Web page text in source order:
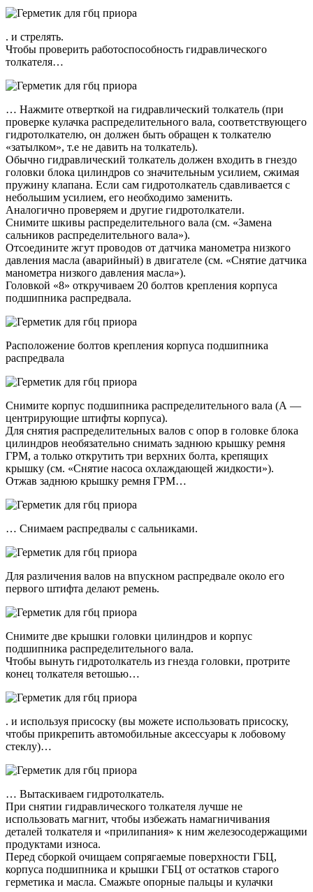
. и стрелять.
Чтобы проверить работоспособность гидравлического
толкателя…
… Нажмите отверткой на гидравлический толкатель (при
проверке кулачка распределительного вала, соответствующего
гидротолкателю, он должен быть обращен к толкателю
«затылком», т.е не давить на толкатель).
Обычно гидравлический толкатель должен входить в гнездо
головки блока цилиндров со значительным усилием, сжимая
пружину клапана. Если сам гидротолкатель сдавливается с
небольшим усилием, его необходимо заменить.
Аналогично проверяем и другие гидротолкатели.
Снимите шкивы распределительного вала (см. «Замена
сальников распределительного вала»).
Отсоедините жгут проводов от датчика манометра низкого
давления масла (аварийный) в двигателе (см. «Снятие датчика
манометра низкого давления масла»).
Головкой «8» откручиваем 20 болтов крепления корпуса
подшипника распредвала.
Расположение болтов крепления корпуса подшипника
распредвала
Снимите корпус подшипника распределительного вала (А —
центрирующие штифты корпуса).
Для снятия распределительных валов с опор в головке блока
цилиндров необязательно снимать заднюю крышку ремня
ГРМ, а только открутить три верхних болта, крепящих
крышку (см. «Снятие насоса охлаждающей жидкости»).
Отжав заднюю крышку ремня ГРМ…
… Снимаем распредвалы с сальниками.
Для различения валов на впускном распредвале около его
первого штифта делают ремень.
Снимите две крышки головки цилиндров и корпус
подшипника распределительного вала.
Чтобы вынуть гидротолкатель из гнезда головки, протрите
конец толкателя ветошью…
. и используя присоску (вы можете использовать присоску,
чтобы прикрепить автомобильные аксессуары к лобовому
стеклу)…
… Вытаскиваем гидротолкатель.
При снятии гидравлического толкателя лучше не
использовать магнит, чтобы избежать намагничивания
деталей толкателя и «прилипания» к ним железосодержащими
продуктами износа.
Перед сборкой очищаем сопрягаемые поверхности ГБЦ,
корпуса подшипника и крышки ГБЦ от остатков старого
герметика и масла. Смажьте опорные пальцы и кулачки